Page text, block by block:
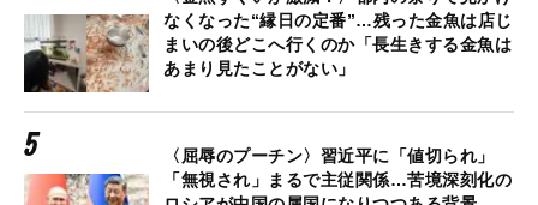
なくなった“縁日の定番”…残った金魚は店じ
まいの後どこへ行くのか「長生きする金魚は
あまり見たことがない」
〈屈辱のプーチン〉習近平に「値切られ」
「無視され」まるで主従関係…苦境深刻化の